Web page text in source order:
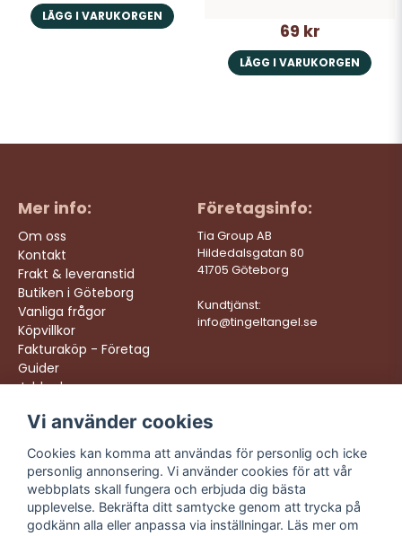
LÄGG I VARUKORGEN
69 kr
LÄGG I VARUKORGEN
Mer info:
Om oss
Kontakt
Frakt & leveranstid
Butiken i Göteborg
Vanliga frågor
Köpvillkor
Fakturaköp - Företag
Guider
Jobba hos oss
Företagsinfo:
Tia Group AB
Hildedalsgatan 80
41705 Göteborg
Kundtjänst:
info@tingeltangel.se
Följ oss:
Instagram
Facebook
TikTok
YouTube
Vi levererar:
Snabba leveranser
Trygga köp
Fri frakt över 499:-
Trevlig kundtjänst
Vi använder cookies
Cookies kan komma att användas för personlig och icke
personlig annonsering. Vi använder cookies för att vår
webbplats skall fungera och erbjuda dig bästa
upplevelse. Bekräfta ditt samtycke genom att trycka på
godkänn alla eller anpassa via inställningar. Läs mer om